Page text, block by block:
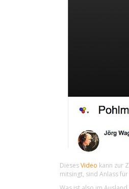
DiesesVideo kann zur
mitsingt, sind Anlass